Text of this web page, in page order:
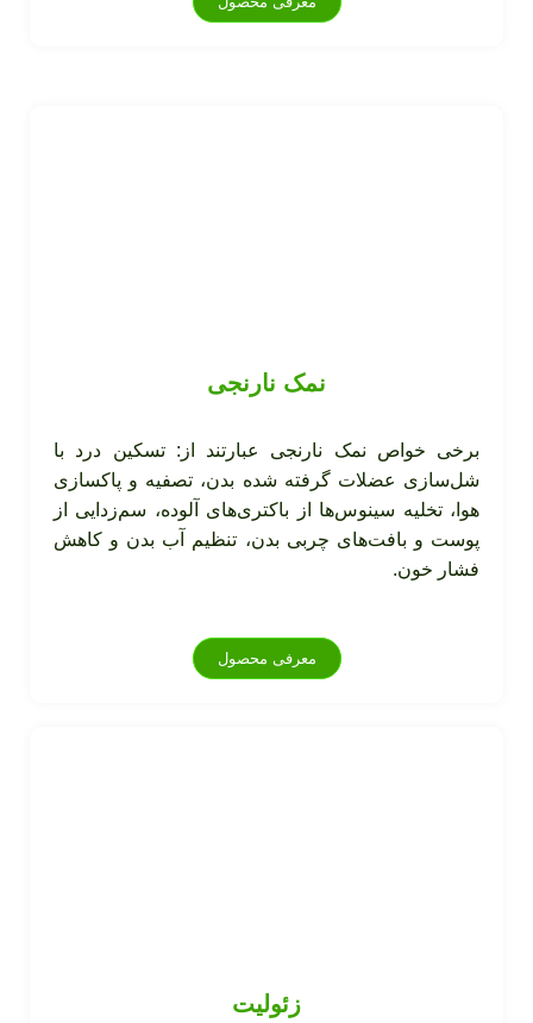
نمک نارنجی
برخی خواص نمک نارنجی عبارتند از: تسکین درد با
شل‌سازی عضلات گرفته شده بدن، تصفیه و پاکسازی
هوا، تخلیه سینوس‌ها از باکتری‌های آلوده، سم‌زدایی از
پوست و بافت‌های چربی بدن، تنظیم آب بدن و کاهش
فشار خون.
معرفی محصول
زئولیت